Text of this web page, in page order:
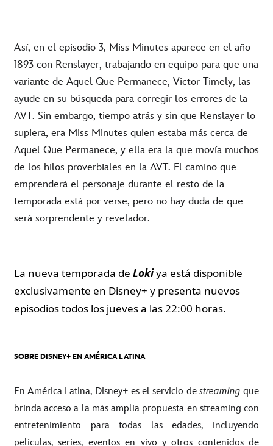
Así, en el episodio 3, Miss Minutes aparece en el año
1893 con Renslayer, trabajando en equipo para que una
variante de Aquel Que Permanece, Victor Timely, las
ayude en su búsqueda para corregir los errores de la
AVT. Sin embargo, tiempo atrás y sin que Renslayer lo
supiera, era Miss Minutes quien estaba más cerca de
Aquel Que Permanece, y ella era la que movía muchos
de los hilos proverbiales en la AVT. El camino que
emprenderá el personaje durante el resto de la
temporada está por verse, pero no hay duda de que
será sorprendente y revelador.
La nueva temporada de Lokiya está disponible
exclusivamente en Disney+ y presenta nuevos
episodios todos los jueves a las 22:00 horas.
SOBRE DISNEY+ EN AMÉRICA LATINA
En América Latina, Disney+ es el servicio destreamingque
brinda acceso a la más amplia propuesta en streaming con
entretenimiento para todas las edades, incluyendo
películas, series, eventos en vivo y otros contenidos de